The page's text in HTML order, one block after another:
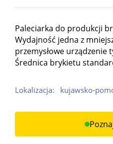
Paleciarka do produkcji
Wydajność jedna z
przemysłowe urządzenie
Średnica brykietu
Lokalizacja: kujawsko-